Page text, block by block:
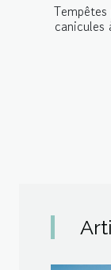
canicules